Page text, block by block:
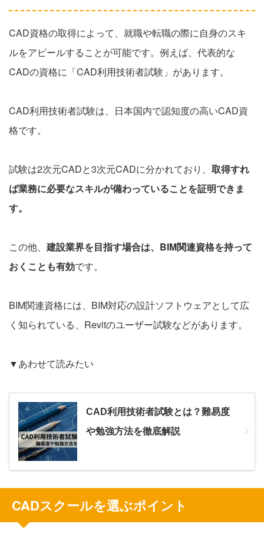
CAD資格の取得によって、就職や転職の際に自身のスキ
ルをアピールすることが可能です。例えば、代表的な
CADの資格に「CAD利用技術者試験」があります。
CAD利用技術者試験は、日本国内で認知度の高いCAD資
格です。
試験は2次元CADと3次元CADに分かれており、 取得すれ
ば業務に必要なスキルが備わっていることを証明できま
す。
この他、 建設業界を目指す場合は、BIM関連資格を持って
おくことも有効です。
BIM関連資格には、BIM対応の設計ソフトウェアとして広
く知られている、Revitのユーザー試験などがあります。
▼あわせて読みたい
CAD利用技術者試験とは？難易度
や勉強方法を徹底解説
CADスクールを選ぶポイント